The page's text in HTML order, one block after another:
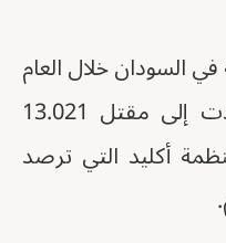
السودان خلال العام
الجاري، 4.811 اشتباكا، وأدت إلى مقتل 13.021
أكليد التي ترصد